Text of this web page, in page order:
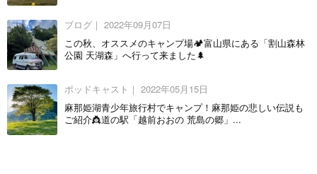
ブログ｜2022年09月07日
この秋、オススメのキャンプ場🏕富山県にある「割山森林
公園 天湖森」へ行って来ました🌲
ポッドキャスト｜2022年05月15日
麻那姫湖青少年旅行村でキャンプ！麻那姫の悲しい伝説も
ご紹介👸道の駅「越前おおの 荒島の郷」...